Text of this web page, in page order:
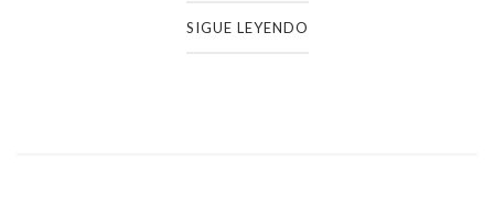
SIGUE LEYENDO